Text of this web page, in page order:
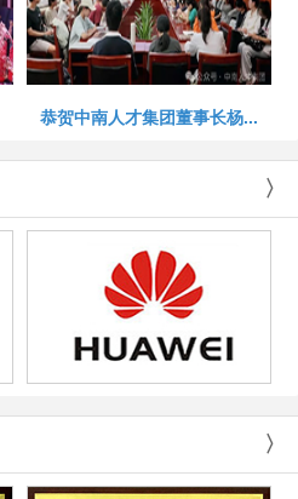
恭贺中南人才集团董事长杨...
〉
〉